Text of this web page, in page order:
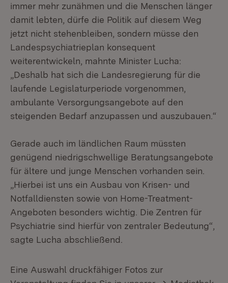
immer mehr zunähmen und die Menschen länger
damit lebten, dürfe die Politik auf diesem Weg
jetzt nicht stehenbleiben, sondern müsse den
Landespsychiatrieplan konsequent
weiterentwickeln, mahnte Minister Lucha:
„Deshalb hat sich die Landesregierung für die
laufende Legislaturperiode vorgenommen,
ambulante Versorgungsangebote auf den
steigenden Bedarf anzupassen und auszubauen.“
Gerade auch im ländlichen Raum müssten
genügend niedrigschwellige Beratungsangebote
für ältere und junge Menschen vorhanden sein.
„Hierbei ist uns ein Ausbau von Krisen- und
Notfalldiensten sowie von Home-Treatment-
Angeboten besonders wichtig. Die Zentren für
Psychiatrie sind hierfür von zentraler Bedeutung“,
sagte Lucha abschließend.
Eine Auswahl druckfähiger Fotos zur